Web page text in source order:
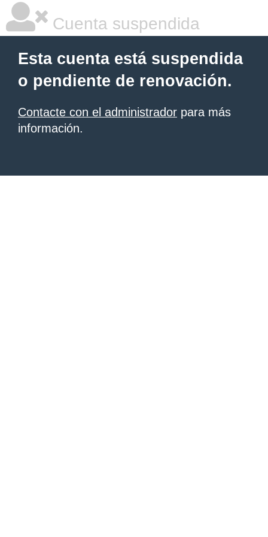
Cuenta suspendida
Esta cuenta está suspendida
o pendiente de renovación.
Contacte con el administrador para más
información.